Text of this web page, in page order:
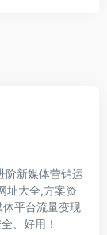
阶新媒体营销运
址大全,方案资
平台流量变现
、好用！